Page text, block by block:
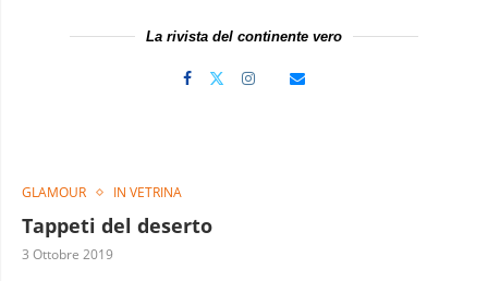
La rivista del continente vero
GLAMOUR IN VETRINA
Tappeti del deserto
3 Ottobre 2019